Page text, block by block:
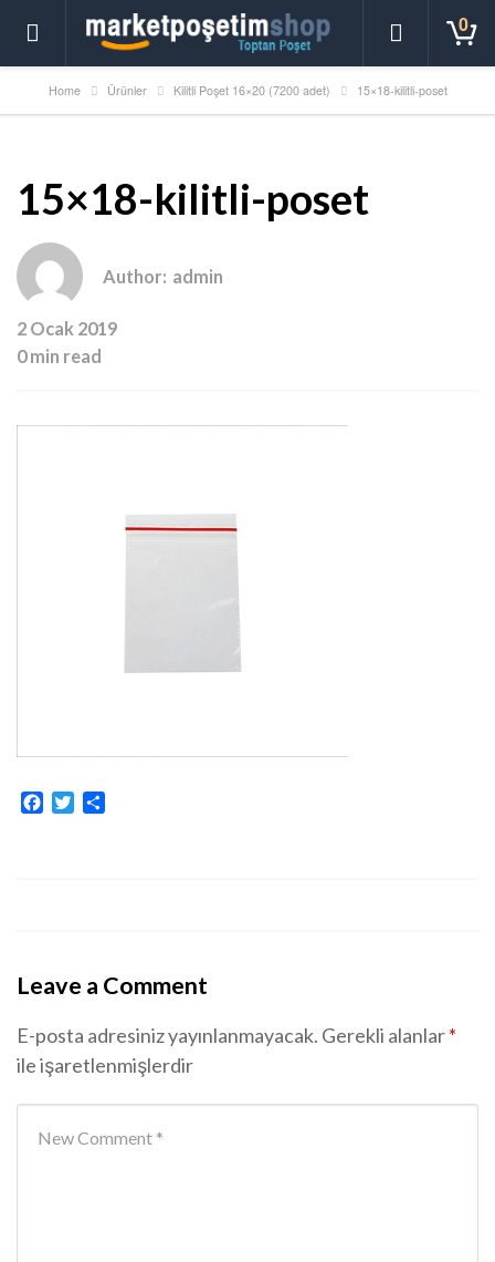
0
Home Ürünler Kilitli Poşet 16×20 (7200 adet) 15×18-kilitli-poset
15×18-kilitli-poset
Author: admin
2 Ocak 2019
0 min read
Facebook
Twitter
Leave a Comment
E-posta adresiniz yayınlanmayacak. Gerekli alanlar*
ile işaretlenmişlerdir